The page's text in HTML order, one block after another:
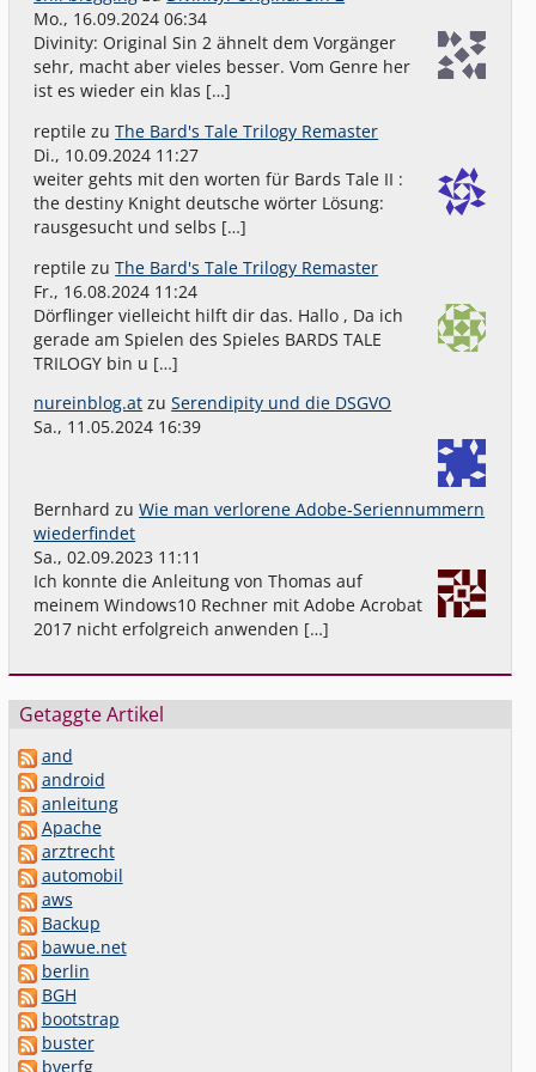
Mo., 16.09.2024 06:34
Divinity: Original Sin 2 ähnelt dem Vorgänger
sehr, macht aber vieles besser. Vom Genre her
ist es wieder ein klas […]
reptile zuThe Bard's Tale Trilogy Remaster
Di., 10.09.2024 11:27
weiter gehts mit den worten für Bards Tale II :
the destiny Knight deutsche wörter Lösung:
rausgesucht und selbs […]
reptile zuThe Bard's Tale Trilogy Remaster
Fr., 16.08.2024 11:24
Dörflinger vielleicht hilft dir das. Hallo , Da ich
gerade am Spielen des Spieles BARDS TALE
TRILOGY bin u […]
nureinblog.at zuSerendipity und die DSGVO
Sa., 11.05.2024 16:39
Bernhard zuWie man verlorene Adobe-Seriennummern
wiederfindet
Sa., 02.09.2023 11:11
Ich konnte die Anleitung von Thomas auf
meinem Windows10 Rechner mit Adobe Acrobat
2017 nicht erfolgreich anwenden […]
Getaggte Artikel
and
android
anleitung
Apache
arztrecht
automobil
aws
Backup
bawue.net
berlin
BGH
bootstrap
buster
bverfg